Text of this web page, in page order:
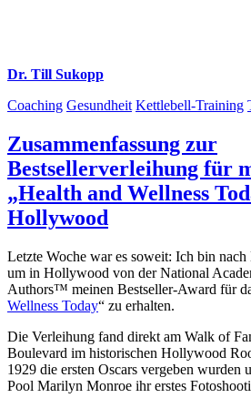
Dr. Till Sukopp
Coaching Gesundheit Kettlebell-Training
Zusammenfassung zur
Bestsellerverleihung für
„Health and Wellness
Hollywood
Letzte Woche war es soweit: Ich bin
um in Hollywood von der National
Authors™ meinen Bestseller-Award für
Wellness Today“ zu erhalten.
Die Verleihung fand direkt am Walk of
Boulevard im historischen Hollywood
1929 die ersten Oscars vergeben wurden
Pool Marilyn Monroe ihr erstes